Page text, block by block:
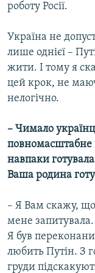
роботу Росії.
Україна не
лише однієї –
жити. І тому я
цей крок, не
нелогічно.
– Чимало
повномасштабне
навпаки
Ваша родина
– Я Вам скажу,
мене запитувала.
Я був
любить Путін. З
груди